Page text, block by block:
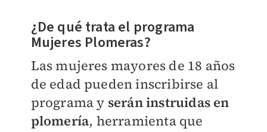
¿De qué trata el programa
Mujeres Plomeras?
Las mujeres mayores de 18 años
de edad pueden inscribirse al
programa y serán instruidas en
plomería, herramienta que